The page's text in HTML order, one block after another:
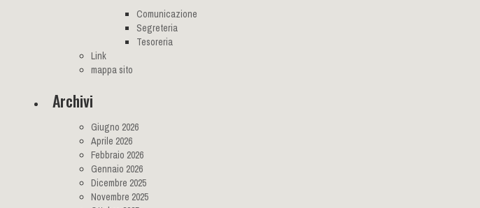
Comunicazione
Segreteria
Tesoreria
Link
mappa sito
Archivi
Giugno 2026
Aprile 2026
Febbraio 2026
Gennaio 2026
Dicembre 2025
Novembre 2025